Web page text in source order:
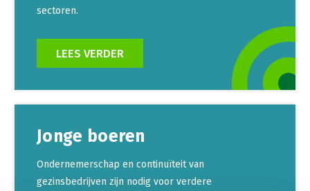
sectoren.
LEES VERDER
Jonge boeren
Ondernemerschap en continuïteit van
gezinsbedrijven zijn nodig voor verdere